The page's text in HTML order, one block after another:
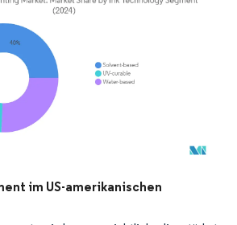
Wiederverwendung erfordert Namensnennung gemäß
im US-amerikanischen